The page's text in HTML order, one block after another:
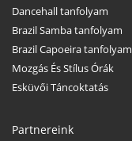
Dancehall tanfolyam
Brazil Samba tanfolyam
Brazil Capoeira tanfolyam
Mozgás És Stílus Órák
Esküvői Táncoktatás
Partnereink